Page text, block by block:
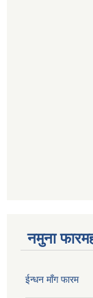
नमुना
ईन्धन माँग फारम